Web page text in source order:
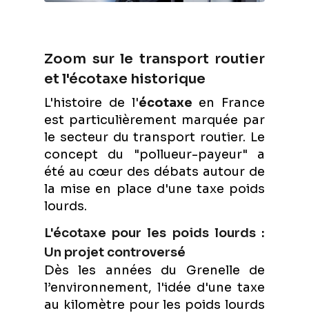
Zoom sur le transport routier
et l'écotaxe historique
L'histoire de l'écotaxe en France
est particulièrement marquée par
le secteur du transport routier. Le
concept du "pollueur-payeur" a
été au cœur des débats autour de
la mise en place d'une taxe poids
lourds.
L'écotaxe pour les poids lourds :
Un projet controversé
Dès les années du Grenelle de
l’environnement, l'idée d'une taxe
au kilomètre pour les poids lourds